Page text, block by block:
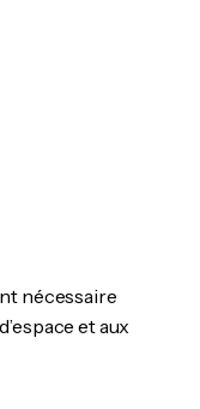
nécessaire
et aux